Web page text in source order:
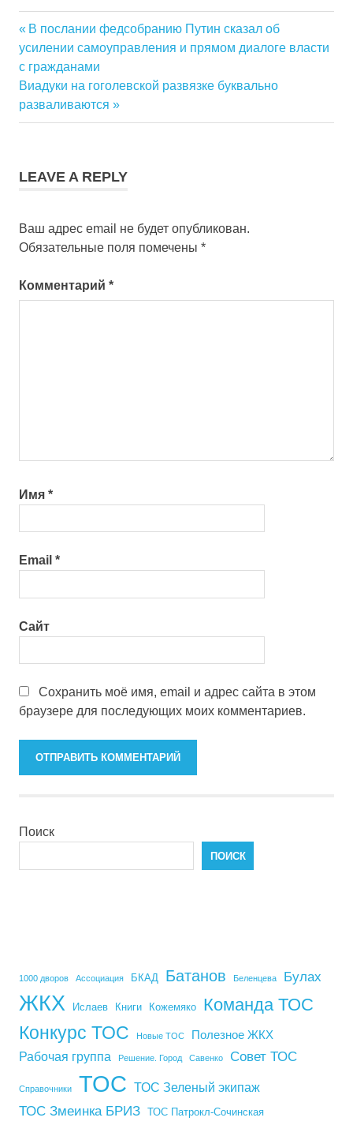
Навигация
по
записям
Previous
Post:
В послании федсобранию Путин сказал об
усилении самоуправления и прямом диалоге власти
с гражданами
Next
Post:
Виадуки на гоголевской развязке буквально
разваливаются
LEAVE A REPLY
Ваш адрес email не будет опубликован.
Обязательные поля помечены *
Комментарий *
Имя *
Email *
Сайт
Сохранить моё имя, email и адрес сайта в этом
браузере для последующих моих комментариев.
Поиск
ПОИСК
1000 дворов Ассоциация БКАД Батанов Беленцева Булах
ЖКХ Ислаев Книги Кожемяко Команда ТОС
Конкурс ТОС Новые ТОС Полезное ЖКХ
Рабочая группа Решение. Город Савенко Совет ТОС
Справочники ТОС ТОС Зеленый экипаж
ТОС Змеинка БРИЗ ТОС Патрокл-Сочинская